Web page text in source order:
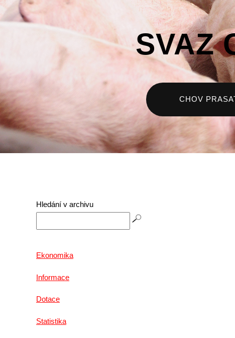
SVAZ
CHOV
Hledání v archivu
Ekonomika
Informace
Dotace
Statistika